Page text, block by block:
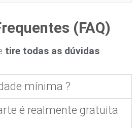
(FAQ)
tire todas as dúvidas
mínima ?
é realmente gratuita